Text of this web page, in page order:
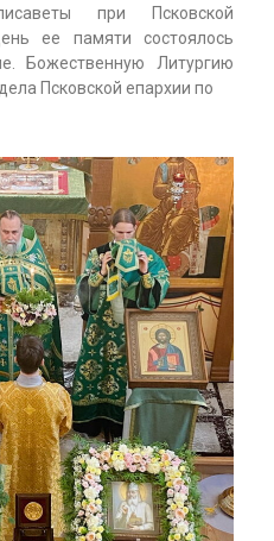
при Псковской
ее памяти состоялось
Божественную Литургию
Псковской епархии по